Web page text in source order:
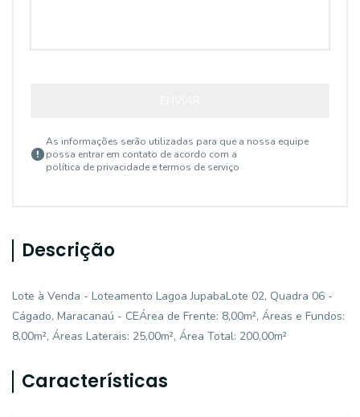
As informações serão utilizadas para que a nossa equipe
possa entrar em contato de acordo com a
política de privacidade e termos de serviço
Descrição
Lote à Venda - Loteamento Lagoa JupabaLote 02, Quadra 06 -
Cágado, Maracanaú - CEÁrea de Frente: 8,00m², Áreas e Fundos:
8,00m², Áreas Laterais: 25,00m², Área Total: 200,00m²
Características